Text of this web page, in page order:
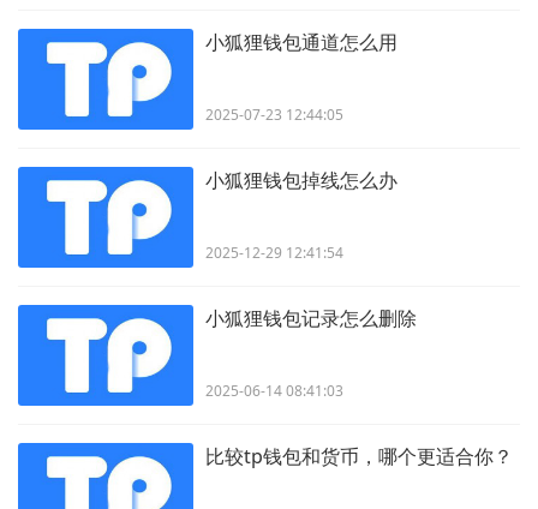
小狐狸钱包通道怎么用
2025-07-23 12:44:05
小狐狸钱包掉线怎么办
2025-12-29 12:41:54
小狐狸钱包记录怎么删除
2025-06-14 08:41:03
比较tp钱包和货币，哪个更适合你？